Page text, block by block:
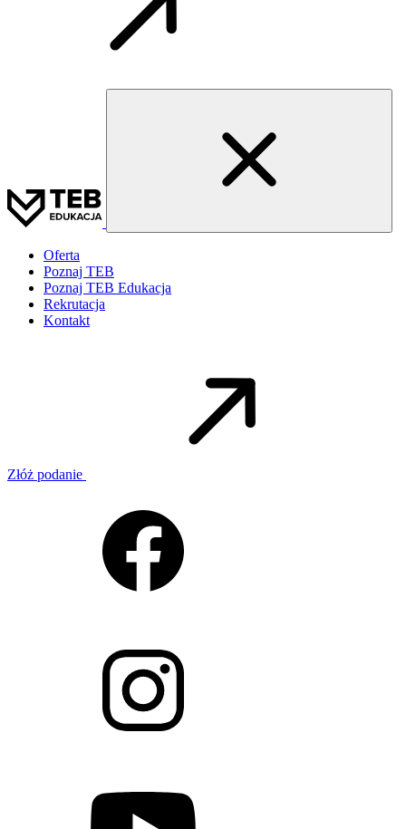
Oferta
Poznaj TEB
Poznaj TEB Edukacja
Rekrutacja
Kontakt
Złóż podanie